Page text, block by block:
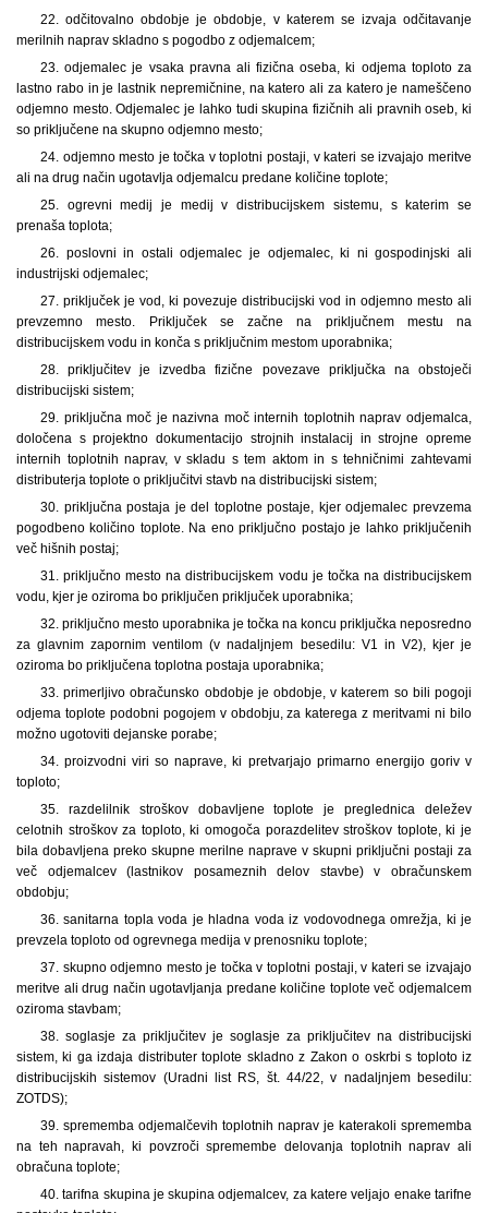
22. odčitovalno obdobje je obdobje, v katerem se izvaja odčitavanje
merilnih naprav skladno s pogodbo z odjemalcem;
23. odjemalec je vsaka pravna ali fizična oseba, ki odjema toploto za
lastno rabo in je lastnik nepremičnine, na katero ali za katero je nameščeno
odjemno mesto. Odjemalec je lahko tudi skupina fizičnih ali pravnih oseb, ki
so priključene na skupno odjemno mesto;
24. odjemno mesto je točka v toplotni postaji, v kateri se izvajajo meritve
ali na drug način ugotavlja odjemalcu predane količine toplote;
25. ogrevni medij je medij v distribucijskem sistemu, s katerim se
prenaša toplota;
26. poslovni in ostali odjemalec je odjemalec, ki ni gospodinjski ali
industrijski odjemalec;
27. priključek je vod, ki povezuje distribucijski vod in odjemno mesto ali
prevzemno mesto. Priključek se začne na priključnem mestu na
distribucijskem vodu in konča s priključnim mestom uporabnika;
28. priključitev je izvedba fizične povezave priključka na obstoječi
distribucijski sistem;
29. priključna moč je nazivna moč internih toplotnih naprav odjemalca,
določena s projektno dokumentacijo strojnih instalacij in strojne opreme
internih toplotnih naprav, v skladu s tem aktom in s tehničnimi zahtevami
distributerja toplote o priključitvi stavb na distribucijski sistem;
30. priključna postaja je del toplotne postaje, kjer odjemalec prevzema
pogodbeno količino toplote. Na eno priključno postajo je lahko priključenih
več hišnih postaj;
31. priključno mesto na distribucijskem vodu je točka na distribucijskem
vodu, kjer je oziroma bo priključen priključek uporabnika;
32. priključno mesto uporabnika je točka na koncu priključka neposredno
za glavnim zapornim ventilom (v nadaljnjem besedilu: V1 in V2), kjer je
oziroma bo priključena toplotna postaja uporabnika;
33. primerljivo obračunsko obdobje je obdobje, v katerem so bili pogoji
odjema toplote podobni pogojem v obdobju, za katerega z meritvami ni bilo
možno ugotoviti dejanske porabe;
34. proizvodni viri so naprave, ki pretvarjajo primarno energijo goriv v
toploto;
35. razdelilnik stroškov dobavljene toplote je preglednica deležev
celotnih stroškov za toploto, ki omogoča porazdelitev stroškov toplote, ki je
bila dobavljena preko skupne merilne naprave v skupni priključni postaji za
več odjemalcev (lastnikov posameznih delov stavbe) v obračunskem
obdobju;
36. sanitarna topla voda je hladna voda iz vodovodnega omrežja, ki je
prevzela toploto od ogrevnega medija v prenosniku toplote;
37. skupno odjemno mesto je točka v toplotni postaji, v kateri se izvajajo
meritve ali drug način ugotavljanja predane količine toplote več odjemalcem
oziroma stavbam;
38. soglasje za priključitev je soglasje za priključitev na distribucijski
sistem, ki ga izdaja distributer toplote skladno z Zakon o oskrbi s toploto iz
distribucijskih sistemov (Uradni list RS, št. 44/22, v nadaljnjem besedilu:
ZOTDS);
39. sprememba odjemalčevih toplotnih naprav je katerakoli sprememba
na teh napravah, ki povzroči spremembe delovanja toplotnih naprav ali
obračuna toplote;
40. tarifna skupina je skupina odjemalcev, za katere veljajo enake tarifne